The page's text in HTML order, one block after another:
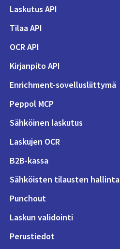
Laskutus API
Tilaa API
OCR API
Kirjanpito API
Enrichment-sovellusliittymä
Peppol MCP
Sähköinen laskutus
Laskujen OCR
B2B-kassa
Sähköisten tilausten hallinta
Punchout
Laskun validointi
Perustiedot